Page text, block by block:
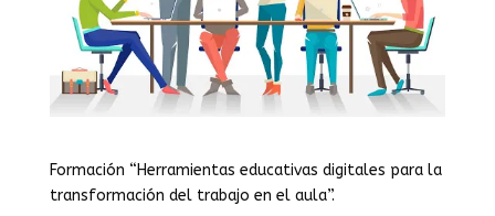
Formación “Herramientas educativas digitales para la
transformación del trabajo en el aula”.